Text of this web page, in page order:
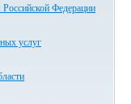
Федерации
услуг